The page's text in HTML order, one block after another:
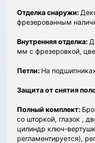
Отделка снаружи:
фрезерованным
Внутренняя отделка:
мм с фрезеровкой,
Петли: На
Защита от снятия
Полный комплект:
со шторкой, глазок ,
цилиндр ключ-
регламентируется),